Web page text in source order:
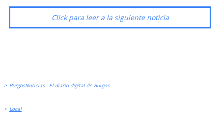
Click para leer a la siguiente noticia
> BurgosNoticias - El diario digital de Burgos
> Local